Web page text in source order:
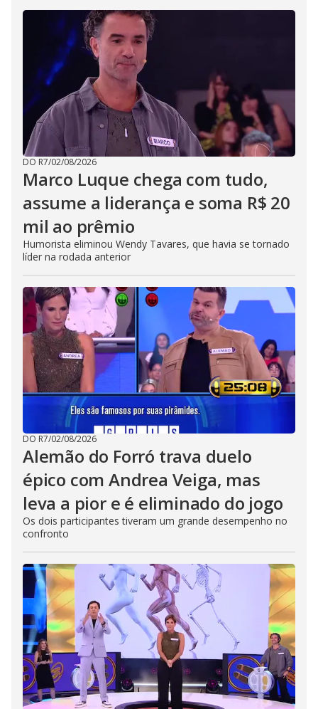
DO R7/02/08/2026
Marco Luque chega com tudo,
assume a liderança e soma R$ 20
mil ao prêmio
Humorista eliminou Wendy Tavares, que havia se tornado
líder na rodada anterior
DO R7/02/08/2026
Alemão do Forró trava duelo
épico com Andrea Veiga, mas
leva a pior e é eliminado do jogo
Os dois participantes tiveram um grande desempenho no
confronto